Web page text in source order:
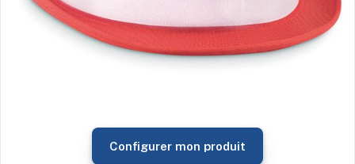
Configurer mon produit